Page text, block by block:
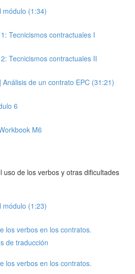
módulo (1:34)
Tecnicismos contractuales I
Tecnicismos contractuales II
Análisis de un contrato EPC (31:21)
6
M6
uso de los verbos y otras dificultades
módulo (1:23)
los verbos en los contratos.
de traducción
los verbos en los contratos.